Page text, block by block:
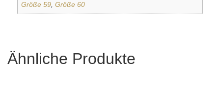
Größe 59 ,Größe 60
Ähnliche Produkte